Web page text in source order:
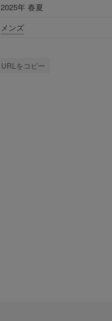
2025年 春夏
メンズ
URLをコピー